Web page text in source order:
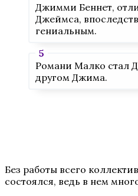
Джимми Беннет,
Джеймса,
гениальным.
Романи Малко стал
другом Джима.
Без работы всего
состоялся, ведь в нем